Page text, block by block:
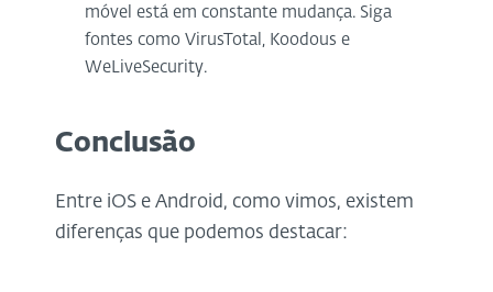
móvel está em constante mudança. Siga
fontes como VirusTotal, Koodous e
WeLiveSecurity.
Conclusão
Entre iOS e Android, como vimos, existem
diferenças que podemos destacar: